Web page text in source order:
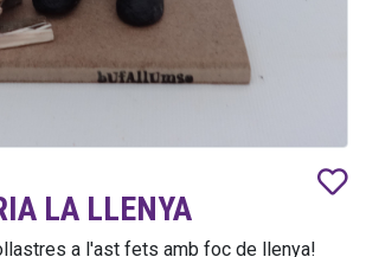
LA LLENYA
a l'ast fets amb foc de llenya!